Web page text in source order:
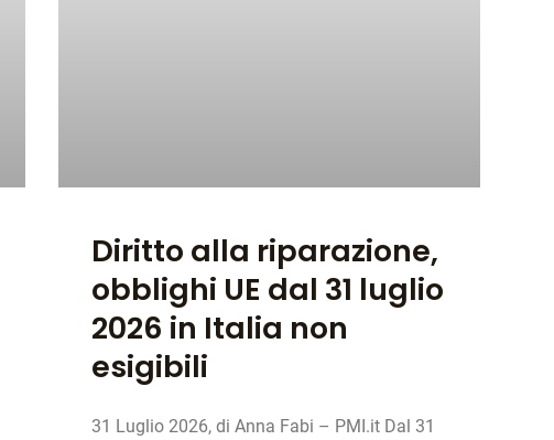
Diritto alla riparazione,
obblighi UE dal 31 luglio
2026 in Italia non
esigibili
31 Luglio 2026, di Anna Fabi – PMI.it Dal 31